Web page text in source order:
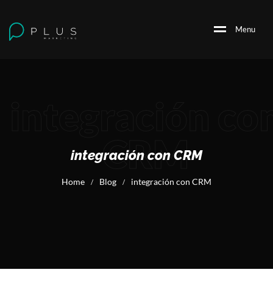
Menu
CRM
integración con CRM
Home / Blog / integración con CRM